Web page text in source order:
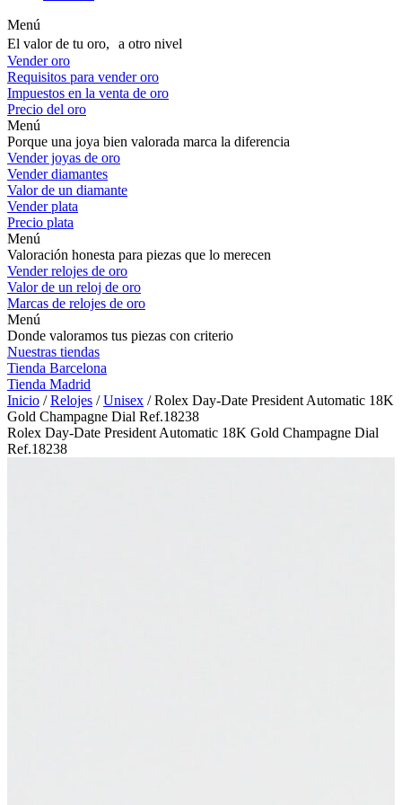
Menú
El valor de tu oro, a otro nivel
Vender oro
Requisitos para vender oro
Impuestos en la venta de oro
Precio del oro
Menú
Porque una joya bien valorada marca la diferencia
Vender joyas de oro
Vender diamantes
Valor de un diamante
Vender plata
Precio plata
Menú
Valoración honesta para piezas que lo merecen
Vender relojes de oro
Valor de un reloj de oro
Marcas de relojes de oro
Menú
Donde valoramos tus piezas con criterio
Nuestras tiendas
Tienda Barcelona
Tienda Madrid
Inicio /Relojes /Unisex / Rolex Day-Date President Automatic 18K
Gold Champagne Dial Ref.18238
Rolex Day-Date President Automatic 18K Gold Champagne Dial
Ref.18238